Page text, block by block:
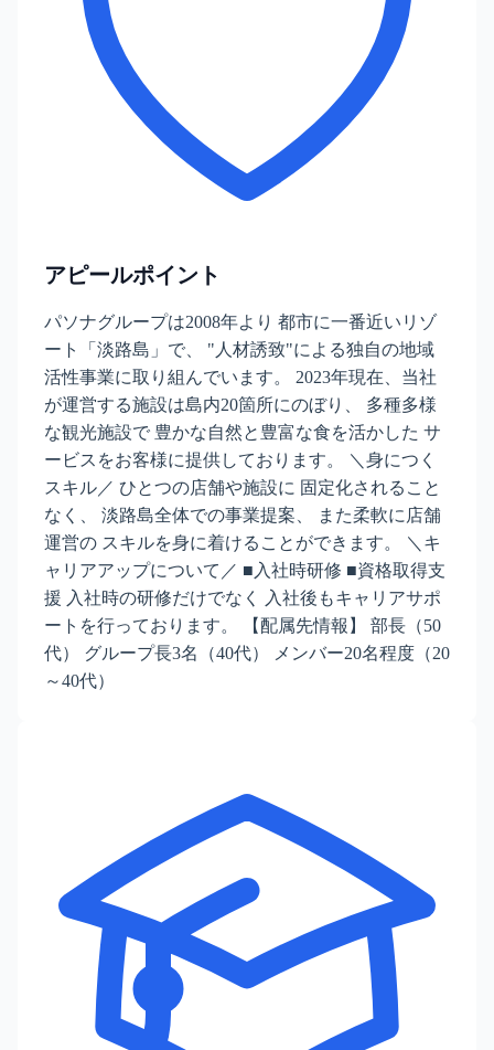
アピールポイント
パソナグループは2008年より 都市に一番近いリゾ
ート「淡路島」で、 "人材誘致"による独自の地域
活性事業に取り組んでいます。 2023年現在、当社
が運営する施設は島内20箇所にのぼり、 多種多様
な観光施設で 豊かな自然と豊富な食を活かした サ
ービスをお客様に提供しております。 ＼身につく
スキル／ ひとつの店舗や施設に 固定化されること
なく、 淡路島全体での事業提案、 また柔軟に店舗
運営の スキルを身に着けることができます。 ＼キ
ャリアアップについて／ ■入社時研修 ■資格取得支
援 入社時の研修だけでなく 入社後もキャリアサポ
ートを行っております。 【配属先情報】 部長（50
代） グループ長3名（40代） メンバー20名程度（20
～40代）